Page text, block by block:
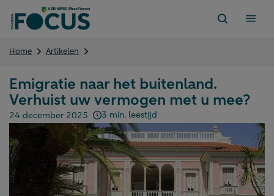
naar
Home Artikelen
buitenland.
Verhuist
uw
vermogen
met
u
mee?
Emigratie naar het buitenland.
Verhuist uw vermogen met u mee?
Gepubliceerd op:
24 december 2025 3 min. leestijd